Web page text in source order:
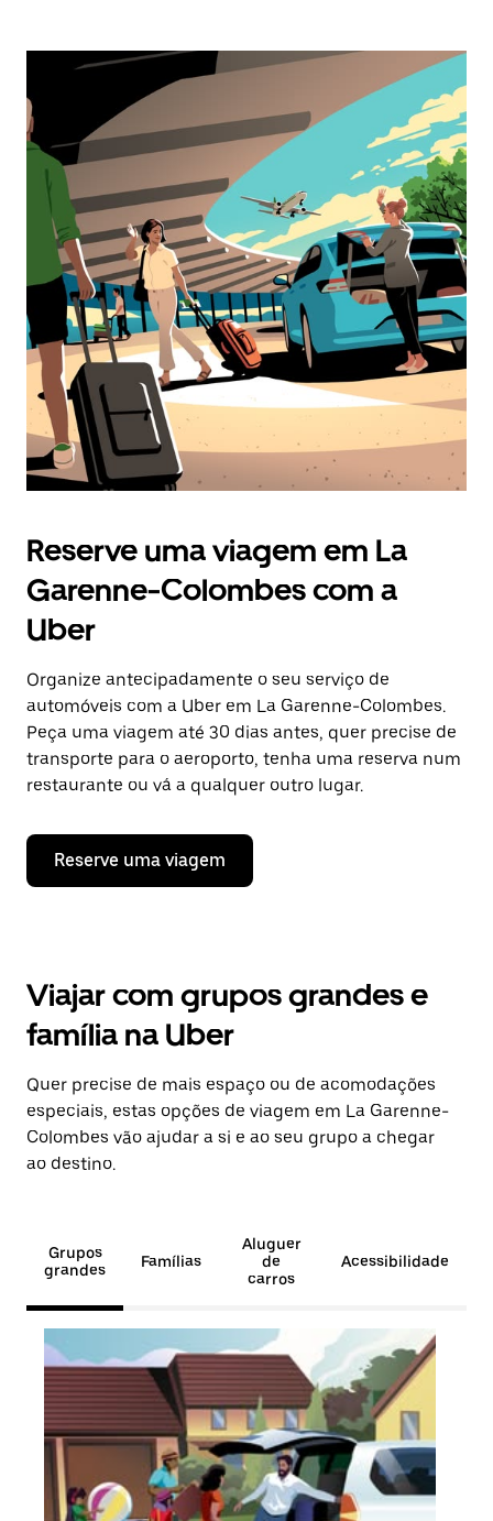
Reserve uma viagem em La
Garenne-Colombes com a
Uber
Organize antecipadamente o seu serviço de
automóveis com a Uber em La Garenne-Colombes.
Peça uma viagem até 30 dias antes, quer precise de
transporte para o aeroporto, tenha uma reserva num
restaurante ou vá a qualquer outro lugar.
Reserve uma viagem
Viajar com grupos grandes e
família na Uber
Quer precise de mais espaço ou de acomodações
especiais, estas opções de viagem em La Garenne-
Colombes vão ajudar a si e ao seu grupo a chegar
ao destino.
Grupos
grandes
Famílias
Aluguer
de
carros
Acessibilidade